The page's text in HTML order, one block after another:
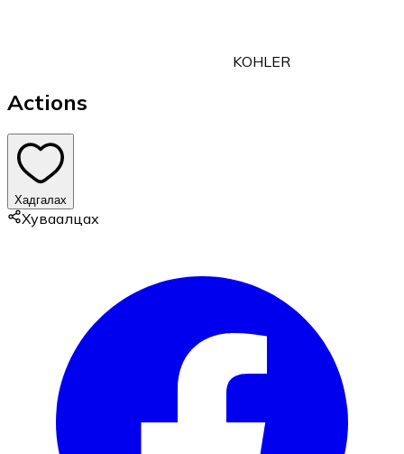
KOHLER
Actions
Хадгалах
Хуваалцах